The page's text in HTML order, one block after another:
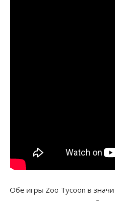
Обе игры Zoo Tycoon в